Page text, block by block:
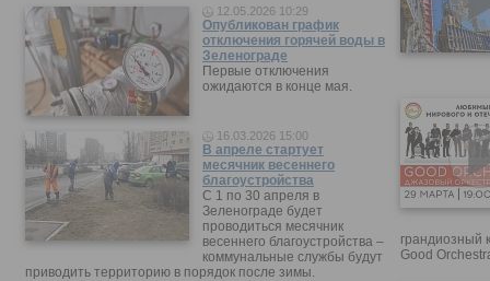
12.05.2026 10:29
Опубликован график
отключения горячей воды в
Зеленограде
Первые отключения
ожидаются в конце мая.
16.03.2026 15:00
В апреле стартует
месячник весеннего
благоустройства
С 1 по 30 апреля в
Зеленограде будет
проводиться месячник
весеннего благоустройства –
коммунальные службы будут
приводить территорию в порядок после зимы.
грандиозный
Good